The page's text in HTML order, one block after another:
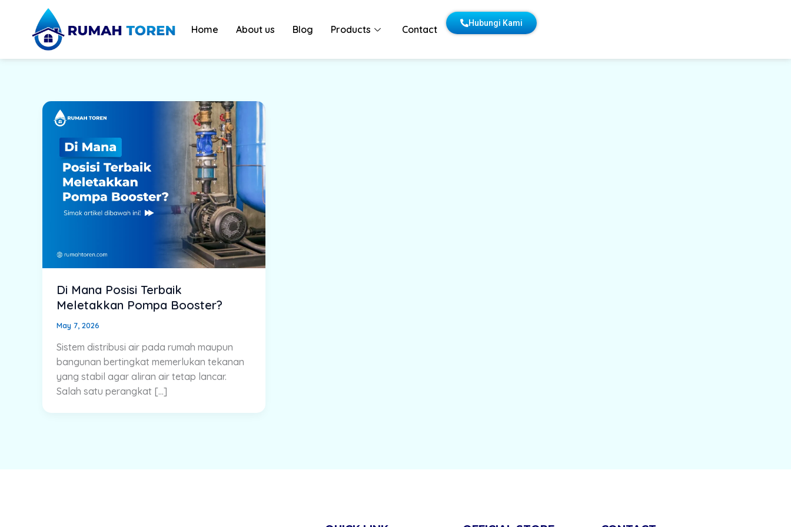
content
Home About us Blog Products Contact
Hubungi Kami
Di Mana Posisi Terbaik
Meletakkan Pompa Booster?
May 7, 2026
Sistem distribusi air pada rumah maupun
bangunan bertingkat memerlukan tekanan
yang stabil agar aliran air tetap lancar.
Salah satu perangkat […]